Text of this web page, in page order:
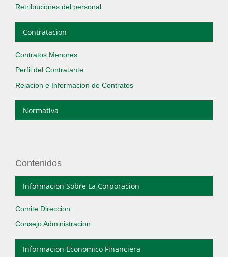
Retribuciones del personal
Contratacion
Contratos Menores
Perfil del Contratante
Relacion e Informacion de Contratos
Normativa
Contenidos
Informacion Sobre La Corporacion
Comite Direccion
Consejo Administracion
Informacion Economico Financiera